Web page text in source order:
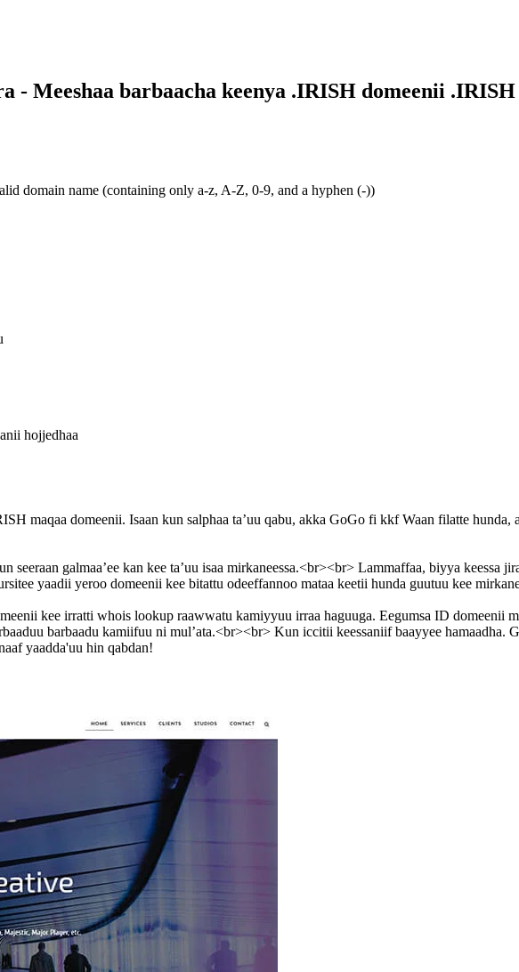
- Meeshaa barbaacha keenya .IRISH domeenii
domain name (containing only a-z, A-Z, 0-9, and a hyphen (-))
hojjedhaa
maqaa domeenii. Isaan kun salphaa ta’uu qabu, akka GoGo fi kkf Waan filatte hunda,
seeraan galmaa’ee kan kee ta’uu isaa mirkaneessa.<br><br> Lammaffaa, biyya keessa
yaadii yeroo domeenii kee bitattu odeeffannoo mataa keetii hunda guutuu kee
kee irratti whois lookup raawwatu kamiyyuu irraa haguuga. Eegumsa ID domeenii
barbaadu kamiifuu ni mul’ata.<br><br> Kun iccitii keessaniif baayyee hamaadha.
yaadda'uu hin qabdan!